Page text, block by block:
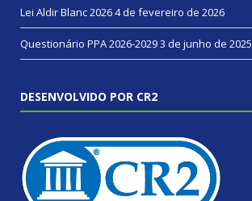
Lei Aldir Blanc 20264 de fevereiro de 2026
Questionário PPA 2026-20293 de junho de 2025
DESENVOLVIDO POR CR2